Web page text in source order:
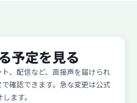
予定を見る
、配信など、直接声を届けられ
確認できます。急な変更は公式
ます。